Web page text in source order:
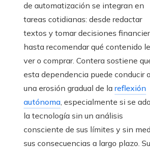
de automatización se integran en
tareas cotidianas: desde redactar
textos y tomar decisiones
hasta recomendar qué contenido
ver o comprar. Contera sostiene
esta dependencia puede conducir
una erosión gradual de la reflexión
autónoma, especialmente si se
la tecnología sin un análisis
consciente de sus límites y sin
sus consecuencias a largo plazo.